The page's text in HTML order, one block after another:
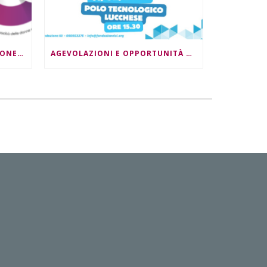
DONNE, LAVORO E INNOVAZIONE DIGITALE: DOPPIO APPUNTAMENTO AGEVOLAZIONI E OPPORTUNITÀ PER LE IMPRESE